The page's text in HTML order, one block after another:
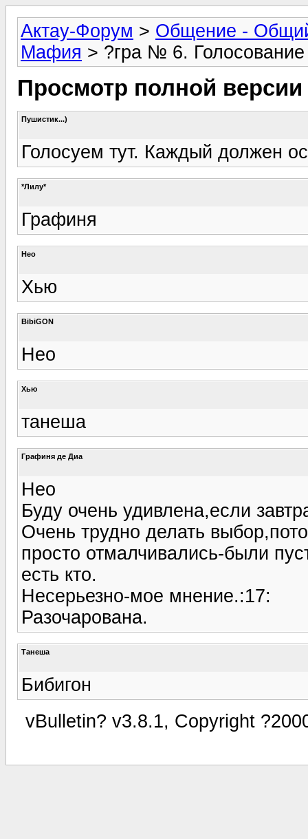
Актау-Форум > Общение -
Мафия > ?гра № 6. Голосование
Просмотр полной
Пушистик...)
Голосуем тут. Каждый должен
*Лилу*
Графиня
Нео
Хью
BibiGON
Нео
Хью
танеша
Графиня де Диа
Нео
Буду очень удивлена,если
Очень трудно делать
просто отмалчивались-были
есть кто.
Несерьезно-мое мнение.:17:
Разочарована.
Танеша
Бибигон
vBulletin? v3.8.1, Copyright